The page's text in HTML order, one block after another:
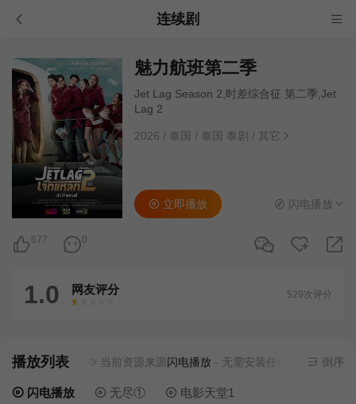
连续剧
魅力航班第二季
Jet Lag Season 2,时差综合征 第二季,Jet
Lag 2
2026 / 泰国 / 泰国 泰剧 / 其它
677 0
立即播放 闪电播放
1.0 网友评分
很差
较差还行推荐力荐
529次评分
播放列表 当前资源来源闪电播放- 无需安装任何插件 倒序
闪电播放 无尽① 电影天堂1